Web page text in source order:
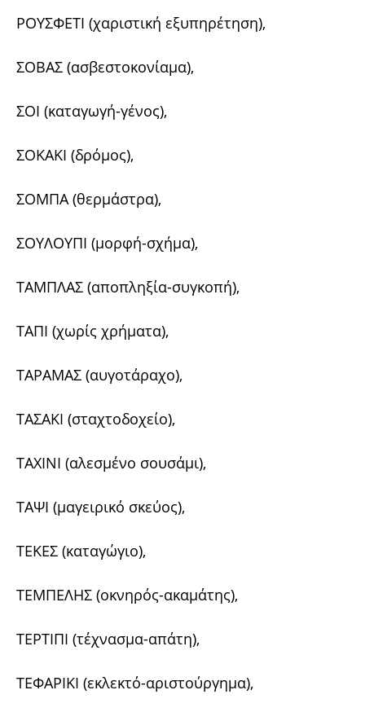
ΡΟΥΣΦΕΤΙ (χαριστική εξυπηρέτηση),
ΣΟΒΑΣ (ασβεστοκονίαμα),
ΣΟΙ (καταγωγή-γένος),
ΣΟΚΑΚΙ (δρόμος),
ΣΟΜΠΑ (θερμάστρα),
ΣΟΥΛΟΥΠΙ (μορφή-σχήμα),
ΤΑΜΠΛΑΣ (αποπληξία-συγκοπή),
ΤΑΠΙ (χωρίς χρήματα),
ΤΑΡΑΜΑΣ (αυγοτάραχο),
ΤΑΣΑΚΙ (σταχτοδοχείο),
ΤΑΧΙΝΙ (αλεσμένο σουσάμι),
ΤΑΨΙ (μαγειρικό σκεύος),
ΤΕΚΕΣ (καταγώγιο),
TΕΜΠΕΛΗΣ (οκνηρός-ακαμάτης),
ΤΕΡΤΙΠΙ (τέχνασμα-απάτη),
ΤΕΦΑΡΙΚΙ (εκλεκτό-αριστούργημα),